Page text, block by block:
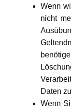
Wenn
nicht
Daten
Wenn